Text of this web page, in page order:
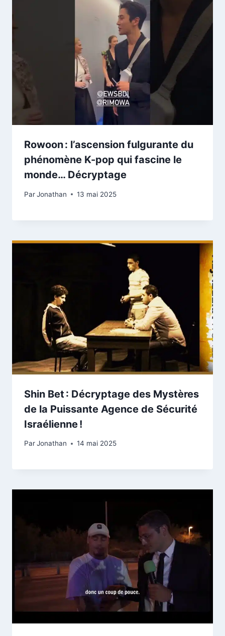
Rowoon : l’ascension fulgurante du
phénomène K-pop qui fascine le
monde… Décryptage
ParJonathan 13 mai 2025
Shin Bet : Décryptage des Mystères
de la Puissante Agence de Sécurité
Israélienne !
ParJonathan 14 mai 2025